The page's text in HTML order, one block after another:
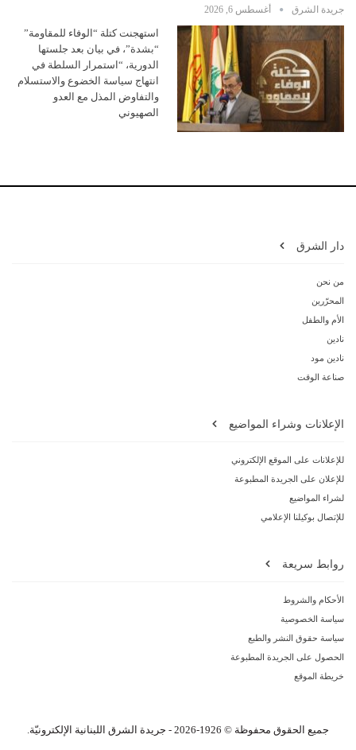
جريدة الشرق أغسطس 6, 2026
استهجنت كتلة “الوفاء للمقاومة”
“بشدة”، في بيان بعد جلستها
الدورية، “استمرار السلطة في
انتهاج سياسة الخضوع والاستسلام
والتفاوض المذل مع العدو
الصهيوني
دار الشرق
من نحن
المحرّرين
الأم والطفل
نادين
نادين مود
صناعة الوقت
الإعلانات وشراء المواضيع
للإعلانات على الموقع الإلكتروني
للإعلان على الجريدة المطبوعة
لشراء المواضيع
للإتصال بوكيلنا الإعلامي
روابط سريعة
الأحكام والشروط
سياسة الخصوصية
سياسة حقوق النشر والطبع
الحصول على الجريدة المطبوعة
خريطة الموقع
جميع الحقوق محفوظة © 1926-2026 - جريدة الشرق اللبنانية الإلكترونيّة.